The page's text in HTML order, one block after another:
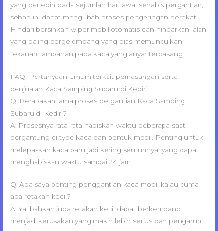
yang berlebih pada sejumlah hari awal sehabis pergantian,
sebab ini dapat mengubah proses pengeringan perekat.
Hindari bersihkan wiper mobil otomatis dan hindarkan jalan
yang paling bergelombang yang bias memunculkan
tekanan tambahan pada kaca yang anyar terpasang.
FAQ: Pertanyaan Umum terkait pemasangan serta
penjualan Kaca Samping Subaru di Kediri
Q: Berapakah lama proses pergantian Kaca Samping
Subaru di Kediri?
A: Prosesnya rata-rata habiskan waktu beberapa saat,
bergantung di type kaca dan bentuk mobil. Penting untuk
melepaskan kaca baru jadi kering seutuhnya, yang dapat
menghabiskan waktu sampai 24 jam.
Q: Apa saya penting penggantian kaca mobil kalau cuma
ada retakan kecil?
A: Ya, bahkan juga retakan kecil dapat berkembang
menjadi kerusakan yang makin lebih serius dan pengaruhi